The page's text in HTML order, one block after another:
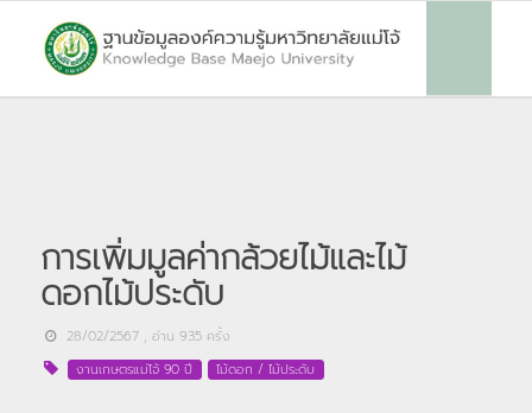
การเพิ่มมูลค่ากล้วยไม้และไม้
ดอกไม้ประดับ
28/02/2567, อ่าน 935ครั้ง
งานเกษตรแม่โจ้ 90 ปี
ไม้ดอก / ไม้ประดับ